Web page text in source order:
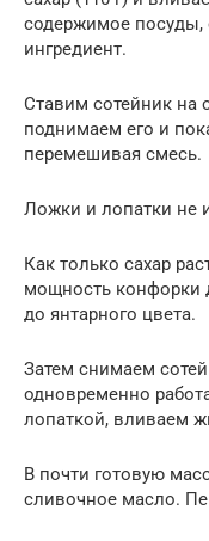
содержимое посуды,
ингредиент.
Ставим сотейник на
поднимаем его и
перемешивая смесь.
Ложки и лопатки не
Как только сахар
мощность конфорки
до янтарного цвета.
Затем снимаем
одновременно
лопаткой, вливаем
В почти готовую
сливочное масло.